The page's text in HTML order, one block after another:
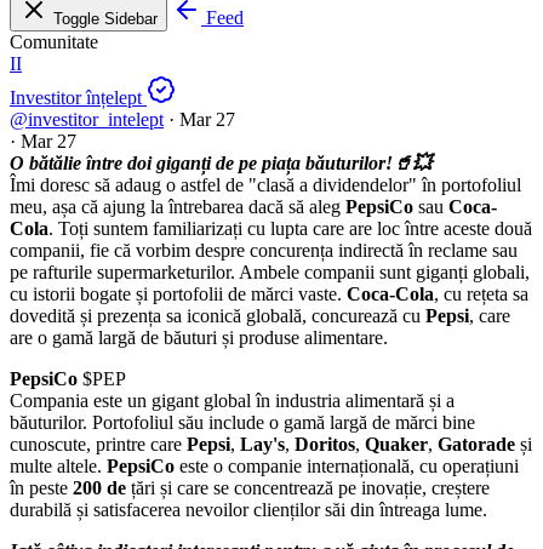
Toggle Sidebar
Feed
Comunitate
II
Investitor înțelept
@investitor_intelept · Mar 27
· Mar 27
O bătălie între doi giganți de pe piața băuturilor!🥤💥
Îmi doresc să adaug o astfel de "clasă a dividendelor" în portofoliul
meu, așa că ajung la întrebarea dacă să aleg PepsiCo sau Coca-
Cola. Toți suntem familiarizați cu lupta care are loc între aceste două
companii, fie că vorbim despre concurența indirectă în reclame sau
pe rafturile supermarketurilor. Ambele companii sunt giganți globali,
cu istorii bogate și portofolii de mărci vaste. Coca-Cola, cu rețeta sa
dovedită și prezența sa iconică globală, concurează cu Pepsi, care
are o gamă largă de băuturi și produse alimentare.
PepsiCo $PEP
Compania este un gigant global în industria alimentară și a
băuturilor. Portofoliul său include o gamă largă de mărci bine
cunoscute, printre care Pepsi, Lay's, Doritos, Quaker, Gatorade și
multe altele. PepsiCo este o companie internațională, cu operațiuni
în peste 200 de țări și care se concentrează pe inovație, creștere
durabilă și satisfacerea nevoilor clienților săi din întreaga lume.